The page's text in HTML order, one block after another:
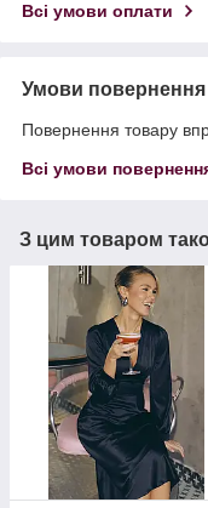
Всі умови оплати
Умови повернення
Повернення товару
Всі умови
З цим товаром